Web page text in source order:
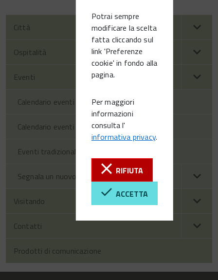
Potrai sempre
modificare la scelta
fatta cliccando sul
link 'Preferenze
cookie' in fondo alla
pagina.
Per maggiori
informazioni
consulta l'
informativa privacy.
RIFIUTA
ACCETTA
Città
Ospitalità
Eventi
Calendario eventi territorio
Calendario eventi Vittorio Veneto
Eventi tradizionali
Segnala un nuovo evento
Visitando
Contatti
Prodotti di comunicazione